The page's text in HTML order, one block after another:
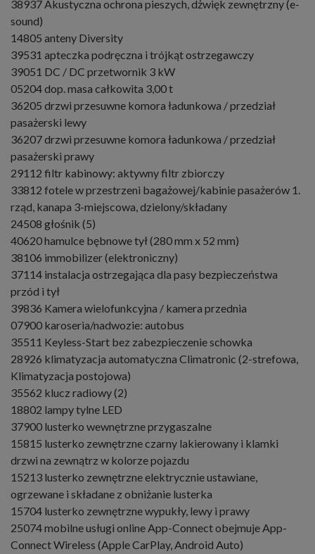
38937 Akustyczna ochrona pieszych, dżwięk zewnętrzny (e-
sound)
14805 anteny Diversity
39531 apteczka podręczna i trójkąt ostrzegawczy
39051 DC / DC przetwornik 3 kW
05204 dop. masa całkowita 3,00 t
36205 drzwi przesuwne komora ładunkowa / przedział
pasażerski lewy
36207 drzwi przesuwne komora ładunkowa / przedział
pasażerski prawy
29112 filtr kabinowy: aktywny filtr zbiorczy
33812 fotele w przestrzeni bagażowej/kabinie pasażerów 1.
rząd, kanapa 3-miejscowa, dzielony/składany
24508 głośnik (5)
40620 hamulce bębnowe tył (280 mm x 52 mm)
38106 immobilizer (elektroniczny)
37114 instalacja ostrzegająca dla pasy bezpieczeństwa
przód i tył
39836 Kamera wielofunkcyjna / kamera przednia
07900 karoseria/nadwozie: autobus
35511 Keyless-Start bez zabezpieczenie schowka
28926 klimatyzacja automatyczna Climatronic (2-strefowa,
Klimatyzacja postojowa)
35562 klucz radiowy (2)
18802 lampy tylne LED
37900 lusterko wewnętrzne przygaszalne
15815 lusterko zewnętrzne czarny lakierowany i klamki
drzwi na zewnątrz w kolorze pojazdu
15213 lusterko zewnętrzne elektrycznie ustawiane,
ogrzewane i składane z obniżanie lusterka
15704 lusterko zewnętrzne wypukły, lewy i prawy
25074 mobilne usługi online App-Connect obejmuje App-
Connect Wireless (Apple CarPlay, Android Auto)